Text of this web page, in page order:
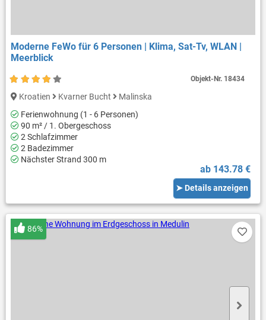
Moderne FeWo für 6 Personen | Klima, Sat-Tv, WLAN |
Meerblick
Kroatien Kvarner Bucht
Malinska
Ferienwohnung (1 - 6 Personen)
90 m² / 1. Obergeschoss
2 Schlafzimmer
2 Badezimmer
Nächster Strand 300 m
ab 143.78 €
➤ Details anzeigen
Objekt-Nr. 18434
86%